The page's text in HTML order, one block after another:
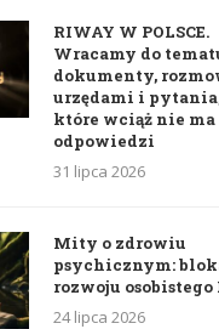
RIWAY W POLSCE.
Wracamy do
dokumenty,
urzędami i
które wciąż nie ma
odpowiedzi
31 lipca 2026
Mity o zdrowiu
psychicznym:
rozwoju
24 lipca 2026